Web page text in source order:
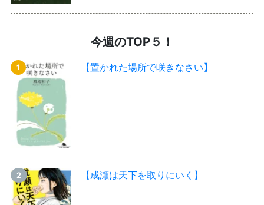
今週のTOP５！
【置かれた場所で咲きなさい】
【成瀬は天下を取りにいく】